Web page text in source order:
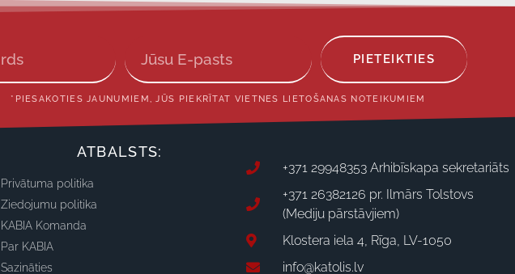
PIETEIKTIES
*PIESAKOTIES JAUNUMIEM, JŪS PIEKRĪTAT VIETNES LIETOŠANAS NOTEIKUMIEM
ATBALSTS:
Privātuma politika
Ziedojumu politika
KABIA Komanda
Par KABIA
Sazināties
+371 29948353 Arhibīskapa sekretariāts
+371 26382126 pr. Ilmārs Tolstovs
(Mediju pārstāvjiem)
Klostera iela 4, Rīga, LV-1050
info@katolis.lv